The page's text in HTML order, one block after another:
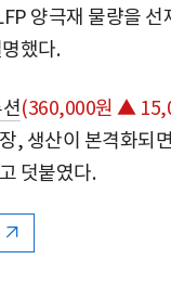
양극재 물량을 선
했다.
(360,000원 ▲
, 생산이 본격화되
덧붙였다.